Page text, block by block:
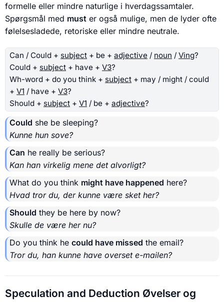
formelle eller mindre naturlige i hverdagssamtaler.
Spørgsmål med must er også mulige, men de lyder ofte
følelsesladede, retoriske eller mindre neutrale.
Can / Could + subject + be + adjective / noun / Ving?
Could + subject + have + V3?
Wh-word + do you think + subject + may / might / could
+ V1 / have + V3?
Should + subject + V1 / be + adjective?
Could she be sleeping?
Kunne hun sove?
Can he really be serious?
Kan han virkelig mene det alvorligt?
What do you think might have happened here?
Hvad tror du, der kunne være sket her?
Should they be here by now?
Skulle de være her nu?
Do you think he could have missed the email?
Tror du, han kunne have overset e-mailen?
Speculation and Deduction Øvelser og